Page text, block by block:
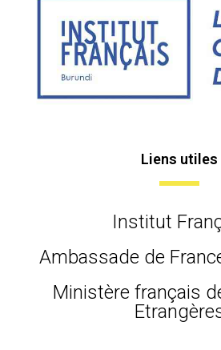
Liens utiles
Institut
Ambassade de
Ministère français